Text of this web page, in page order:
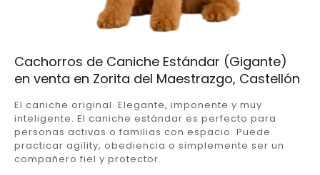
Cachorros de Caniche Estándar (Gigante)
en venta en Zorita del Maestrazgo, Castellón
El caniche original. Elegante, imponente y muy
inteligente. El caniche estándar es perfecto para
personas activas o familias con espacio. Puede
practicar agility, obediencia o simplemente ser un
compañero fiel y protector.